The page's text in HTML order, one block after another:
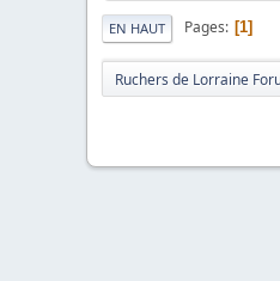
EN HAUT Pages 1
Ruchers de Lorraine